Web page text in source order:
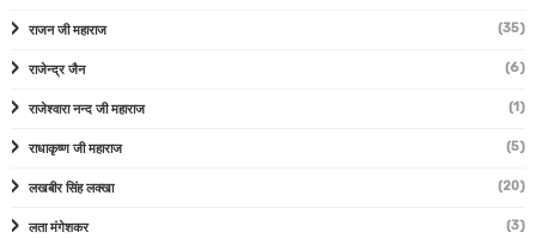
राजन जी महाराज (35)
राजेन्द्र जैन (6)
राजेश्वारा नन्द जी महाराज (1)
राधाकृष्ण जी महाराज (5)
लखबीर सिंह लक्खा (20)
लता मंगेशकर (3)